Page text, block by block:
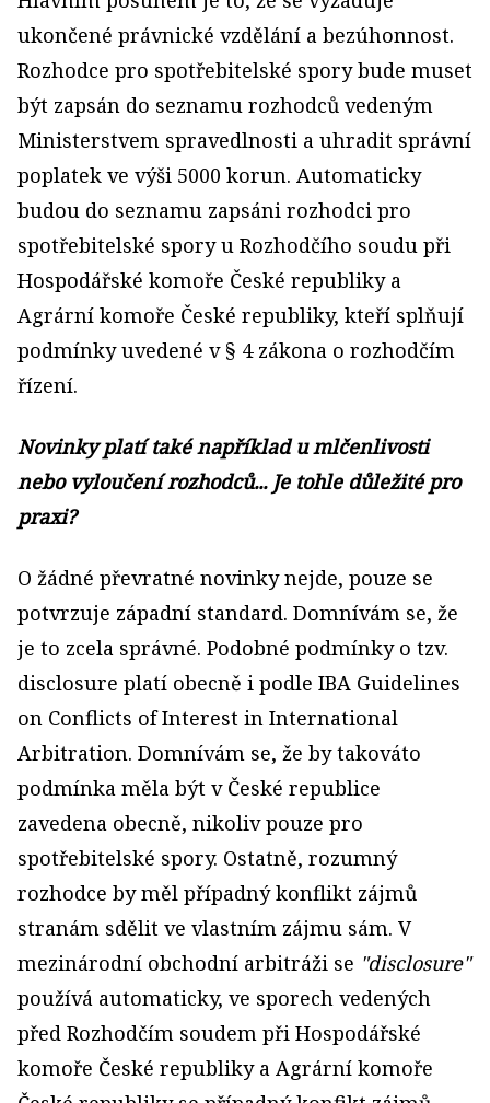
ukončené právnické vzdělání a bezúhonnost.
Rozhodce pro spotřebitelské spory bude muset
být zapsán do seznamu rozhodců vedeným
Ministerstvem spravedlnosti a uhradit správní
poplatek ve výši 5000 korun. Automaticky
budou do seznamu zapsáni rozhodci pro
spotřebitelské spory u Rozhodčího soudu při
Hospodářské komoře České republiky a
Agrární komoře České republiky, kteří splňují
podmínky uvedené v § 4 zákona o rozhodčím
řízení.
Novinky platí také například u mlčenlivosti
nebo vyloučení rozhodců... Je tohle důležité pro
praxi?
O žádné převratné novinky nejde, pouze se
potvrzuje západní standard. Domnívám se, že
je to zcela správné. Podobné podmínky o tzv.
disclosure platí obecně i podle IBA Guidelines
on Conflicts of Interest in International
Arbitration. Domnívám se, že by takováto
podmínka měla být v České republice
zavedena obecně, nikoliv pouze pro
spotřebitelské spory. Ostatně, rozumný
rozhodce by měl případný konflikt zájmů
stranám sdělit ve vlastním zájmu sám. V
mezinárodní obchodní arbitráži se "disclosure"
používá automaticky, ve sporech vedených
před Rozhodčím soudem při Hospodářské
komoře České republiky a Agrární komoře